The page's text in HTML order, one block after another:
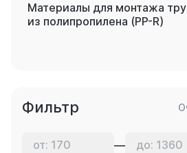
Материалы для монтажа
из полипропилена (PP-R)
Фильтр
—